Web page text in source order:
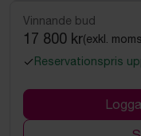
Vinnande bud
17 800 kr(exkl.
Reservationspris